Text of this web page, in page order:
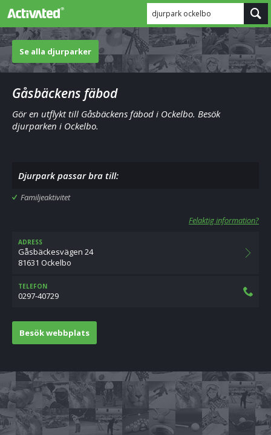
djurpark ockelbo
Se alla djurparker
Gåsbäckens fäbod
Gör en utflykt till Gåsbäckens fäbod i Ockelbo. Besök
djurparken i Ockelbo.
Djurpark passar bra till:
Familjeaktivitet
Felaktig information?
ADRESS
Gåsbäckesvägen 24
81631 Ockelbo
TELEFON
0297-40729
Besök webbplats